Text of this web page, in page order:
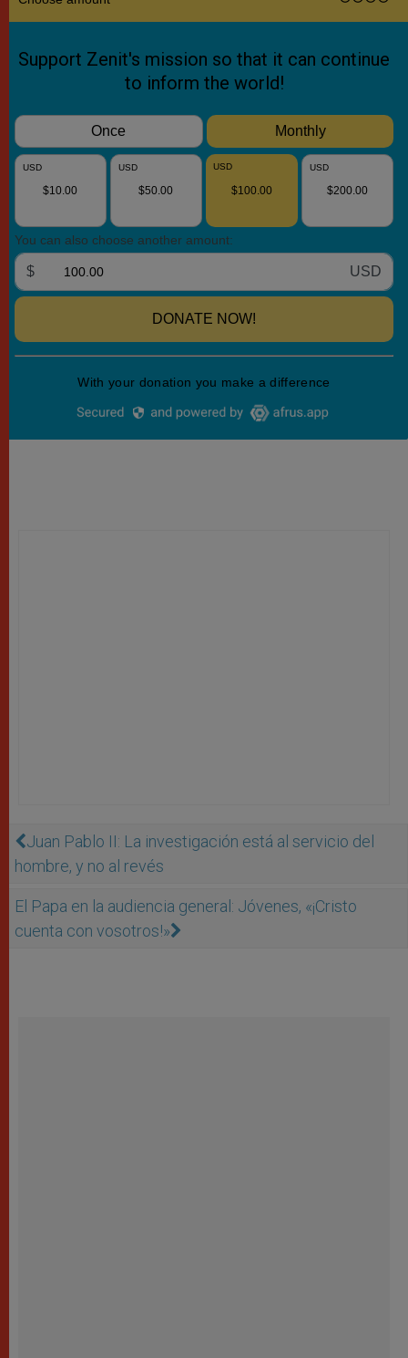
Juan Pablo II: La investigación está al servicio del
hombre, y no al revés
El Papa en la audiencia general: Jóvenes, «¡Cristo
cuenta con vosotros!»